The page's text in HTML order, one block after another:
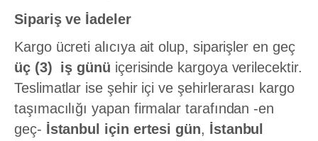
Sipariş ve İadeler
Kargo ücreti alıcıya ait olup, siparişler en geç
üç (3) iş günü içerisinde kargoya verilecektir.
Teslimatlar ise şehir içi ve şehirlerarası kargo
taşımacılığı yapan firmalar tarafından -en
geç- İstanbul için ertesi gün, İstanbul